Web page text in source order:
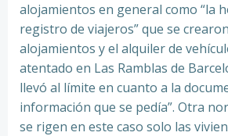
alojamientos en general como “la
registro de viajeros” que se
alojamientos y el alquiler de
atentado en Las Ramblas de
llevó al límite en cuanto a la
información que se pedía”. Otra
se rigen en este caso solo las